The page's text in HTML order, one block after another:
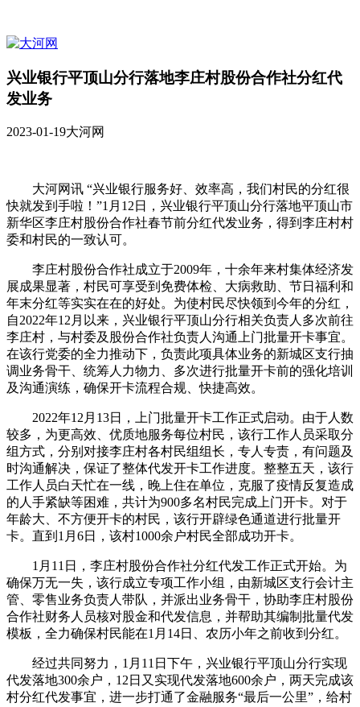
兴业银行平顶山分行落地李庄村股份合作社分红代
发业务
2023-01-19大河网
大河网讯 “兴业银行服务好、效率高，我们村民的分红很
快就发到手啦！”1月12日，兴业银行平顶山分行落地平顶山市
新华区李庄村股份合作社春节前分红代发业务，得到李庄村村
委和村民的一致认可。
李庄村股份合作社成立于2009年，十余年来村集体经济发
展成果显著，村民可享受到免费体检、大病救助、节日福利和
年末分红等实实在在的好处。为使村民尽快领到今年的分红，
自2022年12月以来，兴业银行平顶山分行相关负责人多次前往
李庄村，与村委及股份合作社负责人沟通上门批量开卡事宜。
在该行党委的全力推动下，负责此项具体业务的新城区支行抽
调业务骨干、统筹人力物力、多次进行批量开卡前的强化培训
及沟通演练，确保开卡流程合规、快捷高效。
2022年12月13日，上门批量开卡工作正式启动。由于人数
较多，为更高效、优质地服务每位村民，该行工作人员采取分
组方式，分别对接李庄村各村民组组长，专人专责，有问题及
时沟通解决，保证了整体代发开卡工作进度。整整五天，该行
工作人员白天忙在一线，晚上住在单位，克服了疫情反复造成
的人手紧缺等困难，共计为900多名村民完成上门开卡。对于
年龄大、不方便开卡的村民，该行开辟绿色通道进行批量开
卡。直到1月6日，该村1000余户村民全部成功开卡。
1月11日，李庄村股份合作社分红代发工作正式开始。为
确保万无一失，该行成立专项工作小组，由新城区支行会计主
管、零售业务负责人带队，并派出业务骨干，协助李庄村股份
合作社财务人员核对股金和代发信息，并帮助其编制批量代发
模板，全力确保村民能在1月14日、农历小年之前收到分红。
经过共同努力，1月11日下午，兴业银行平顶山分行实现
代发落地300余户，12日又实现代发落地600余户，两天完成该
村分红代发事宜，进一步打通了金融服务“最后一公里”，给村